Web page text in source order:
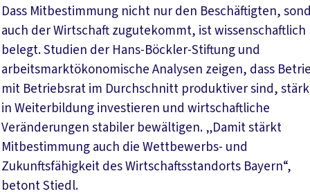
Dass Mitbestimmung nicht nur den Beschäftigten,
auch der Wirtschaft zugutekommt, ist wissenschaftlich
belegt. Studien der Hans-Böckler-Stiftung und
arbeitsmarktökonomische Analysen zeigen, dass
mit Betriebsrat im Durchschnitt produktiver sind,
in Weiterbildung investieren und wirtschaftliche
Veränderungen stabiler bewältigen. „Damit stärkt
Mitbestimmung auch die Wettbewerbs- und
Zukunftsfähigkeit des Wirtschaftsstandorts Bayern“,
betont Stiedl.